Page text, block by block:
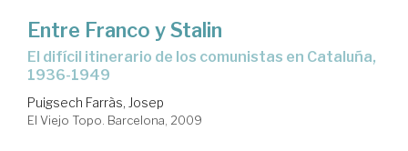
Entre Franco y Stalin
el difícil itinerario de los comunistas en Cataluña,
1936-1949
Puigsech Farràs, Josep
El Viejo Topo. Barcelona, 2009